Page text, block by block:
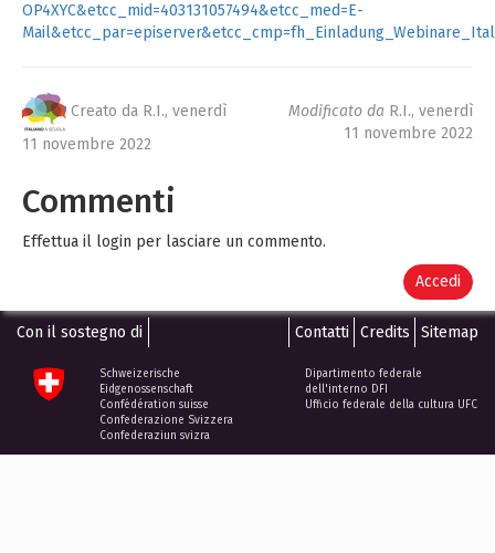
OP4XYC&etcc_mid=403131057494&etcc_med=E-
Creato da R.I., venerdì
11 novembre 2022
Modificato da R.I., venerdì
11 novembre 2022
Commenti
Effettua il login per lasciare un commento.
Accedi
Con il sostegno di Contatti Credits Sitemap
Schweizerische
Eidgenossenschaft
Confédération suisse
Confederazione Svizzera
Confederaziun svizra
Dipartimento federale
dell'interno DFI
Ufficio federale della cultura UFC